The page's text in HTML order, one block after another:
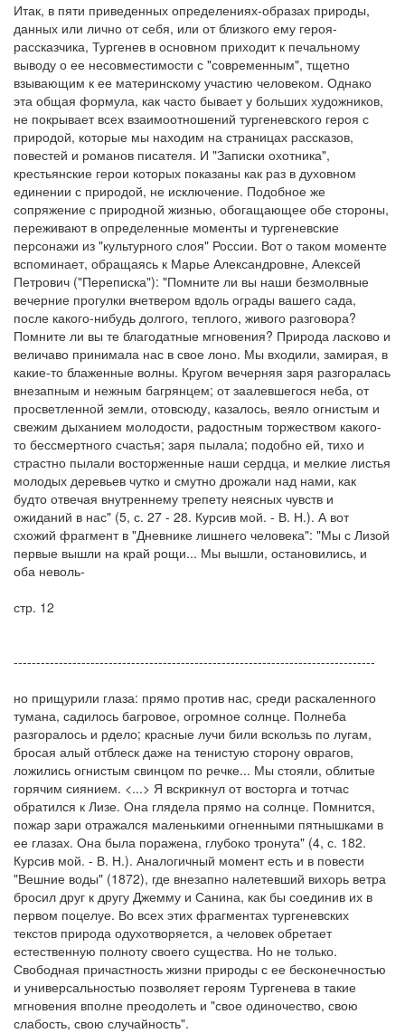
Итак, в пяти приведенных определениях-образах природы,
данных или лично от себя, или от близкого ему героя-
рассказчика, Тургенев в основном приходит к печальному
выводу о ее несовместимости с "современным", тщетно
взывающим к ее материнскому участию человеком. Однако
эта общая формула, как часто бывает у больших художников,
не покрывает всех взаимоотношений тургеневского героя с
природой, которые мы находим на страницах рассказов,
повестей и романов писателя. И "Записки охотника",
крестьянские герои которых показаны как раз в духовном
единении с природой, не исключение. Подобное же
сопряжение с природной жизнью, обогащающее обе стороны,
переживают в определенные моменты и тургеневские
персонажи из "культурного слоя" России. Вот о таком моменте
вспоминает, обращаясь к Марье Александровне, Алексей
Петрович ("Переписка"): "Помните ли вы наши безмолвные
вечерние прогулки вчетвером вдоль ограды вашего сада,
после какого-нибудь долгого, теплого, живого разговора?
Помните ли вы те благодатные мгновения? Природа ласково и
величаво принимала нас в свое лоно. Мы входили, замирая, в
какие-то блаженные волны. Кругом вечерняя заря разгоралась
внезапным и нежным багрянцем; от заалевшегося неба, от
просветленной земли, отовсюду, казалось, веяло огнистым и
свежим дыханием молодости, радостным торжеством какого-
то бессмертного счастья; заря пылала; подобно ей, тихо и
страстно пылали восторженные наши сердца, и мелкие листья
молодых деревьев чутко и смутно дрожали над нами, как
будто отвечая внутреннему трепету неясных чувств и
ожиданий в нас" (5, с. 27 - 28. Курсив мой. - В. Н.). А вот
схожий фрагмент в "Дневнике лишнего человека": "Мы с Лизой
первые вышли на край рощи... Мы вышли, остановились, и
оба неволь-
стр. 12
--------------------------------------------------------------------------------
но прищурили глаза: прямо против нас, среди раскаленного
тумана, садилось багровое, огромное солнце. Полнеба
разгоралось и рдело; красные лучи били вскользь по лугам,
бросая алый отблеск даже на тенистую сторону оврагов,
ложились огнистым свинцом по речке... Мы стояли, облитые
горячим сиянием. <...> Я вскрикнул от восторга и тотчас
обратился к Лизе. Она глядела прямо на солнце. Помнится,
пожар зари отражался маленькими огненными пятнышками в
ее глазах. Она была поражена, глубоко тронута" (4, с. 182.
Курсив мой. - В. Н.). Аналогичный момент есть и в повести
"Вешние воды" (1872), где внезапно налетевший вихорь ветра
бросил друг к другу Джемму и Санина, как бы соединив их в
первом поцелуе. Во всех этих фрагментах тургеневских
текстов природа одухотворяется, а человек обретает
естественную полноту своего существа. Но не только.
Свободная причастность жизни природы с ее бесконечностью
и универсальностью позволяет героям Тургенева в такие
мгновения вполне преодолеть и "свое одиночество, свою
слабость, свою случайность".